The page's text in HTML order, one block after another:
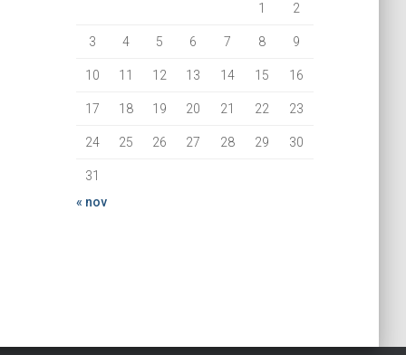
1 2
3 4 5 6 7 8 9
10 11 12 13 14 15 16
17 18 19 20 21 22 23
24 25 26 27 28 29 30
31
« nov